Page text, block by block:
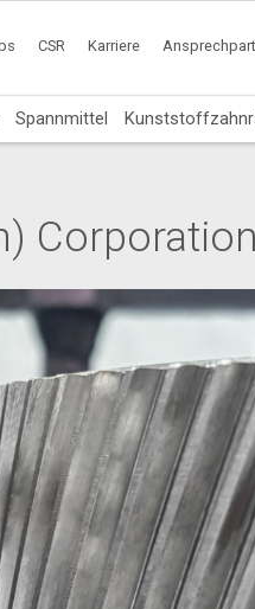
CSR Karriere
Spannmittel